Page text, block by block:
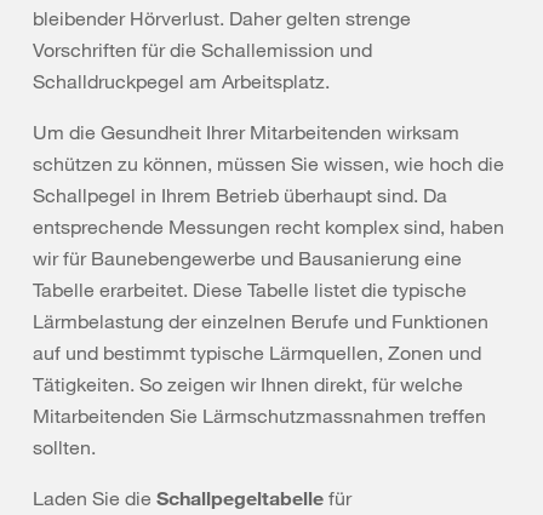
bleibender Hörverlust. Daher gelten strenge
Vorschriften für die Schallemission und
Schalldruckpegel am Arbeitsplatz.
Um die Gesundheit Ihrer Mitarbeitenden wirksam
schützen zu können, müssen Sie wissen, wie hoch die
Schallpegel in Ihrem Betrieb überhaupt sind. Da
entsprechende Messungen recht komplex sind, haben
wir für Baunebengewerbe und Bausanierung eine
Tabelle erarbeitet. Diese Tabelle listet die typische
Lärmbelastung der einzelnen Berufe und Funktionen
auf und bestimmt typische Lärmquellen, Zonen und
Tätigkeiten. So zeigen wir Ihnen direkt, für welche
Mitarbeitenden Sie Lärmschutzmassnahmen treffen
sollten.
Laden Sie die Schallpegeltabelle für